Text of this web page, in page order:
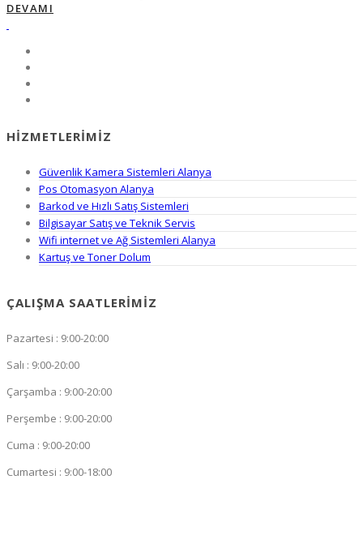
DEVAMI
HIZMETLERIMIZ
Güvenlik Kamera Sistemleri Alanya
Pos Otomasyon Alanya
Barkod ve Hızlı Satış Sistemleri
Bilgisayar Satış ve Teknik Servis
Wifi internet ve Ağ Sistemleri Alanya
Kartuş ve Toner Dolum
ÇALIŞMA SAATLERIMIZ
Pazartesi : 9:00-20:00
Salı : 9:00-20:00
Çarşamba : 9:00-20:00
Perşembe : 9:00-20:00
Cuma : 9:00-20:00
Cumartesi : 9:00-18:00